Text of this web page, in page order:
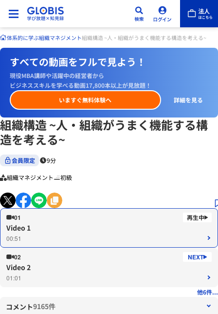
体系的に学ぶ組織マネジメント組織構造 ~人・組織がうまく機能する構造を考える~
すべての動画をフルで見よう！
現役MBA講師や活躍中の経営者から
ビジネススキルを学べる動画17,800本以上が見放題！
いますぐ無料体験へ
詳細を見る
組織構造 ~人・組織がうまく機能する構
造を考える~
会員限定 9分
組織マネジメント 初級
01
Video 1
00:51
02
Video 2
01:01
他6件...
コメント9165件